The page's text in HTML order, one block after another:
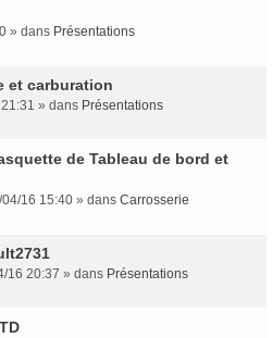
» dans Présentations
et carburation
» dans Présentations
de Tableau de bord et
16 15:40 » dans Carrosserie
16 20:37 » dans Présentations